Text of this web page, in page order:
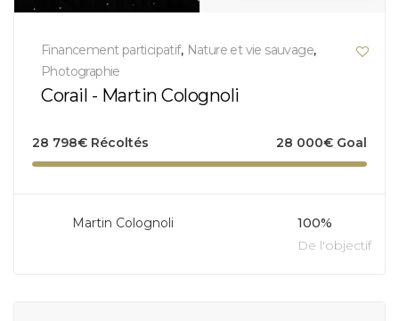
Financement participatif, Nature et vie sauvage,
Photographie
Corail - Martin Colognoli
28 798€ Récoltés 28 000€ Goal
Martin Colognoli
100%
De l'objectif